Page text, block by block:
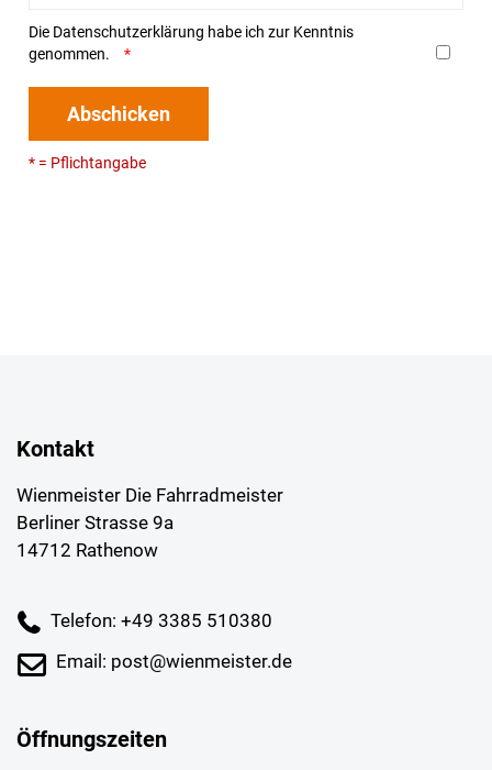
Die Datenschutzerklärung habe ich zur Kenntnis
genommen.
Abschicken
* = Pflichtangabe
Kontakt
Wienmeister Die Fahrradmeister
Berliner Strasse 9a
14712 Rathenow
Telefon: +49 3385 510380
Email: post@wienmeister.de
Öffnungszeiten